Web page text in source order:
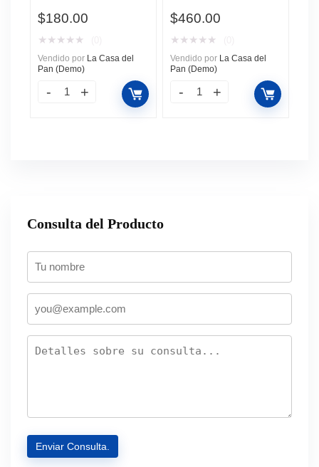
$180.00
★ ★ ★ ★ ★
Vendido por La Casa del
Pan (Demo)
$460.00
★ ★ ★ ★ ★
Vendido por La Casa del
Pan (Demo)
Consulta del Producto